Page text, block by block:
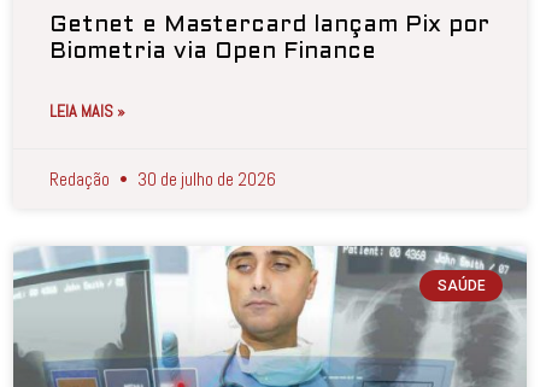
Getnet e Mastercard lançam Pix por
Biometria via Open Finance
LEIA MAIS »
Redação 30 de julho de 2026
SAÚDE